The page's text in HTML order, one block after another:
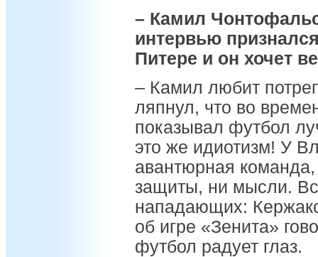
– Камил
интервью
Питере и он хочет
– Камил любит
ляпнул, что во
показывал футбол
это же идиотизм! У
авантюрная
защиты, ни мысли.
нападающих:
об игре «Зенита»
футбол радует глаз.